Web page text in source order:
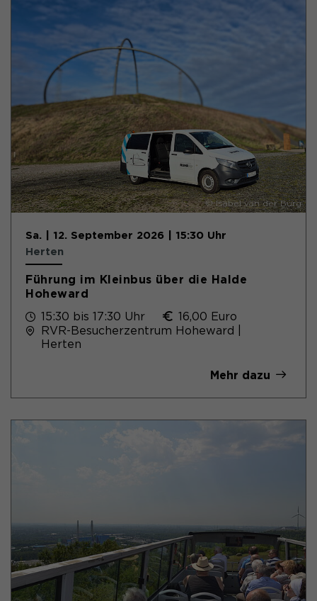
© Isabel van der Burg
Sa. | 12. September 2026 | 15:30 Uhr
Herten
Führung im Kleinbus über die Halde
Hoheward
15:30 bis 17:30 Uhr
16,00 Euro
RVR-Besucherzentrum Hoheward |
Herten
Mehr dazu